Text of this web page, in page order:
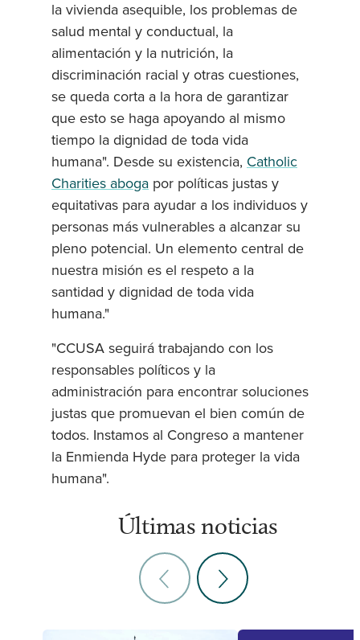
la vivienda asequible, los problemas de
salud mental y conductual, la
alimentación y la nutrición, la
discriminación racial y otras cuestiones,
se queda corta a la hora de garantizar
que esto se haga apoyando al mismo
tiempo la dignidad de toda vida
humana". Desde su existencia, Catholic
Charities aboga por políticas justas y
equitativas para ayudar a los individuos y
personas más vulnerables a alcanzar su
pleno potencial. Un elemento central de
nuestra misión es el respeto a la
santidad y dignidad de toda vida
humana."
"CCUSA seguirá trabajando con los
responsables políticos y la
administración para encontrar soluciones
justas que promuevan el bien común de
todos. Instamos al Congreso a mantener
la Enmienda Hyde para proteger la vida
humana".
Últimas noticias